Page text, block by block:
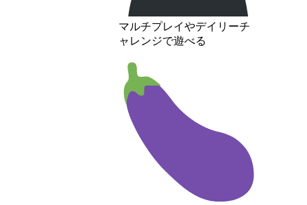
マルチプレイやデイリーチ
ャレンジで遊べる